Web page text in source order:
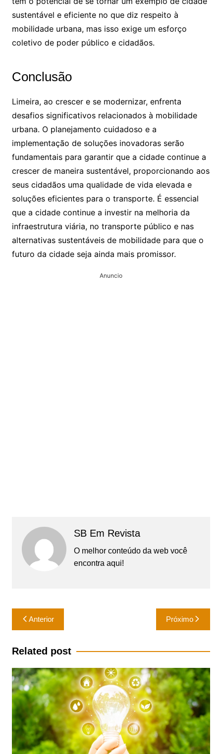
sustentável e eficiente no que diz respeito à
mobilidade urbana, mas isso exige um esforço
coletivo de poder público e cidadãos.
Conclusão
Limeira, ao crescer e se modernizar, enfrenta
desafios significativos relacionados à mobilidade
urbana. O planejamento cuidadoso e a
implementação de soluções inovadoras serão
fundamentais para garantir que a cidade continue a
crescer de maneira sustentável, proporcionando aos
seus cidadãos uma qualidade de vida elevada e
soluções eficientes para o transporte. É essencial
que a cidade continue a investir na melhoria da
infraestrutura viária, no transporte público e nas
alternativas sustentáveis de mobilidade para que o
futuro da cidade seja ainda mais promissor.
Anuncio
SB Em Revista
O melhor conteúdo da web você
encontra aqui!
Navegação
de
Post
Anterior Próximo
Related post